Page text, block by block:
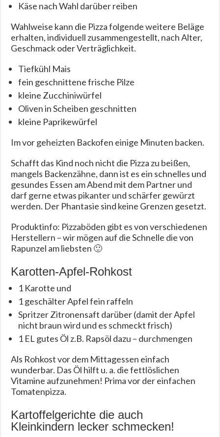
Käse nach Wahl darüber reiben
Wahlweise kann die Pizza folgende weitere Beläge
erhalten, individuell zusammengestellt, nach Alter,
Geschmack oder Verträglichkeit.
Tiefkühl Mais
fein geschnittene frische Pilze
kleine Zucchiniwürfel
Oliven in Scheiben geschnitten
kleine Paprikewürfel
Im vor geheizten Backofen einige Minuten backen.
Schafft das Kind noch nicht die Pizza zu beißen,
mangels Backenzähne, dann ist es ein schnelles und
gesundes Essen am Abend mit dem Partner und
darf gerne etwas pikanter und schärfer gewürzt
werden. Der Phantasie sind keine Grenzen gesetzt.
Produktinfo: Pizzaböden gibt es von verschiedenen
Herstellern – wir mögen auf die Schnelle die von
Rapunzel am liebsten 🙂
Karotten-Apfel-Rohkost
1 Karotte und
1 geschälter Apfel fein raffeln
Spritzer Zitronensaft darüber (damit der Apfel
nicht braun wird und es schmeckt frisch)
1 EL gutes Öl z.B. Rapsöl dazu – durchmengen
Als Rohkost vor dem Mittagessen einfach
wunderbar. Das Öl hilft u. a. die fettlöslichen
Vitamine aufzunehmen! Prima vor der einfachen
Tomatenpizza.
Kartoffelgerichte die auch
Kleinkindern lecker schmecken!